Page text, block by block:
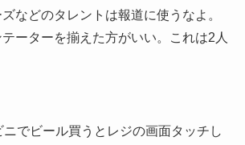
などのタレントは報道に使うなよ。
ーターを揃えた方がいい。これは2人
でビール買うとレジの画面タッチし